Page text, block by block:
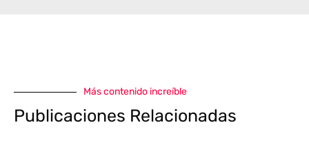
Más contenido increíble
Publicaciones Relacionadas